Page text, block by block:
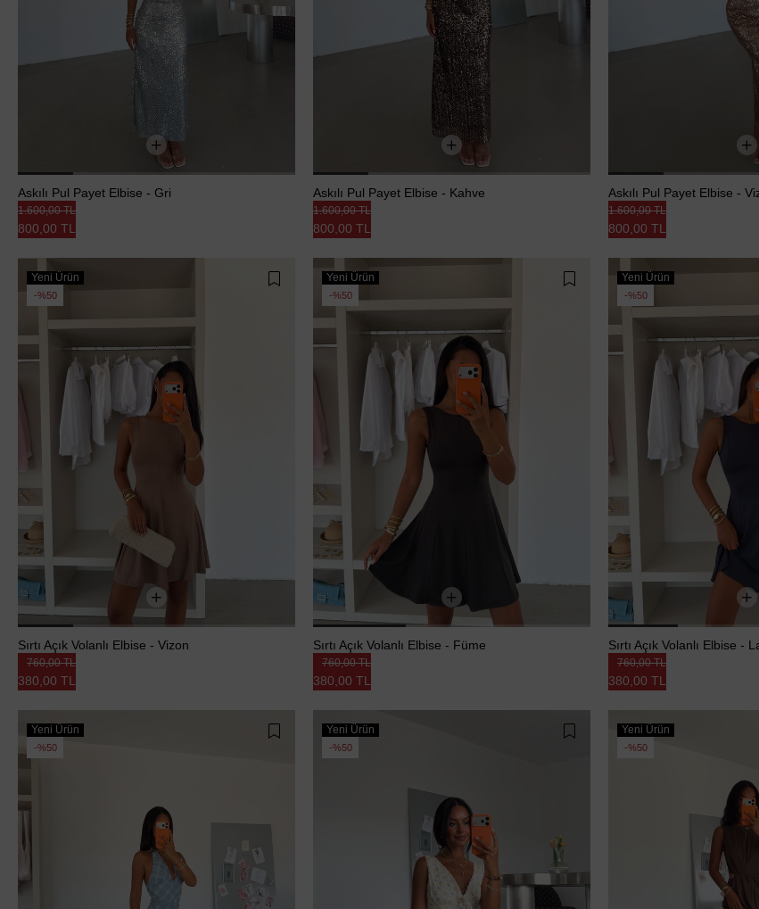
Askılı Pul Payet Elbise - Gri
800,00 TL
1.600,00 TL
Askılı Pul Payet Elbise - Kahve
800,00 TL
1.600,00 TL
Askılı Pul Payet Elbise -
800,00 TL
1.600,00 TL
Yeni Ürün
%50
Sırtı Açık Volanlı Elbise - Vizon
380,00 TL
760,00 TL
Yeni Ürün
%50
Sırtı Açık Volanlı Elbise - Füme
380,00 TL
760,00 TL
Yeni Ürün
%50
Sırtı Açık Volanlı Elbise -
380,00 TL
760,00 TL
Yeni Ürün
%50
Yeni Ürün
%50
Yeni Ürün
%50